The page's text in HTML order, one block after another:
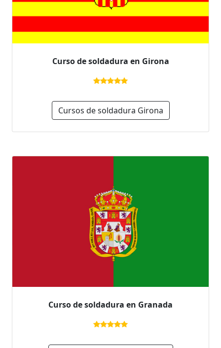
Curso de soldadura en Girona
Cursos de soldadura Girona
Curso de soldadura en Granada